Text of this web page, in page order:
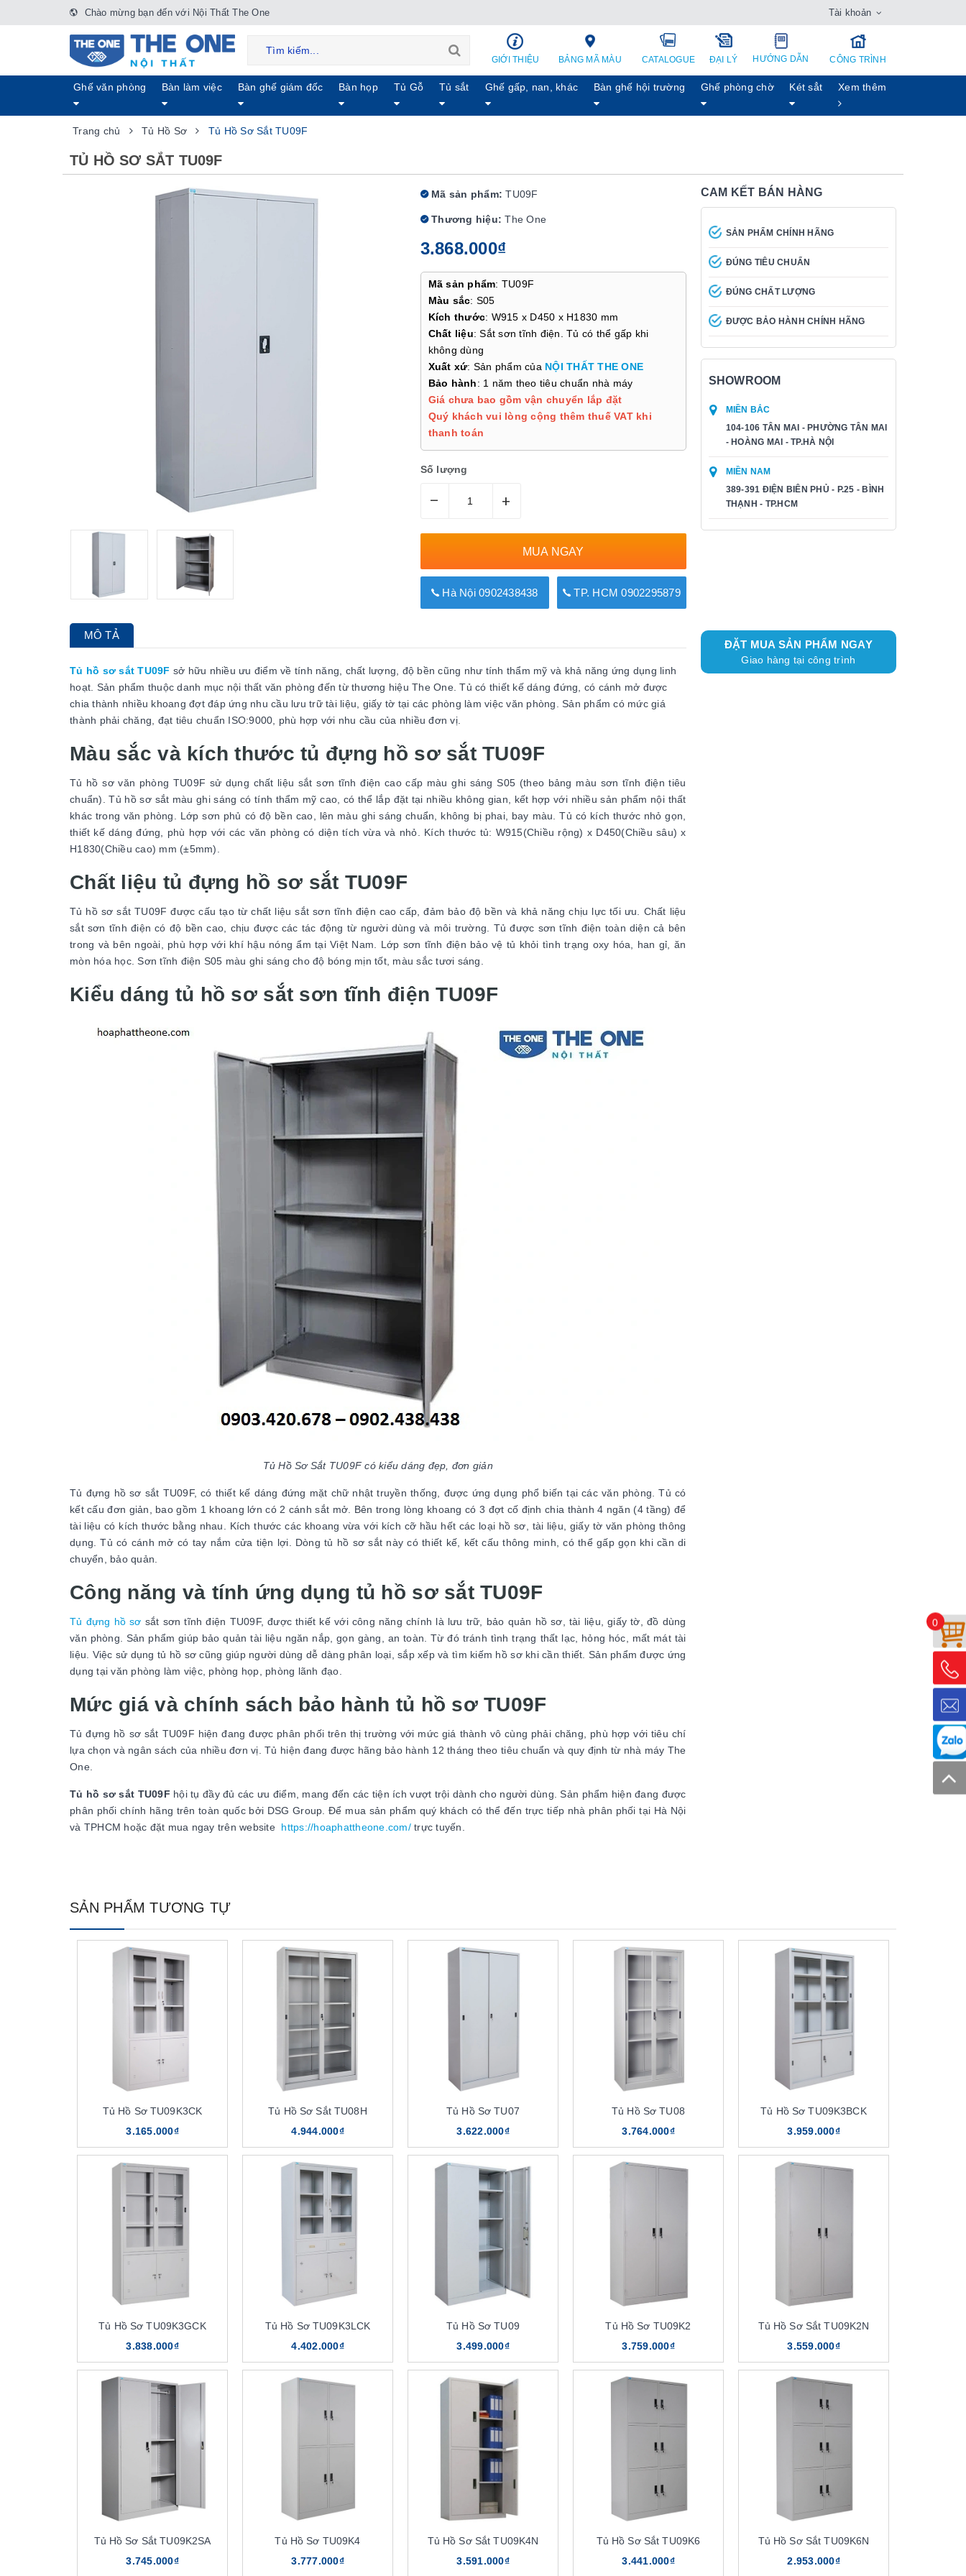
Chào mừng bạn đến với Nội Thất The One Tài khoản
GIỚI THIỆU BẢNG MÃ MÀU CATALOGUE ĐẠI LÝ HƯỚNG DẪN CÔNG TRÌNH
Ghế văn phòng Bàn làm việc Bàn ghế giám đốc Bàn họp Tủ Gỗ Tủ sắt Ghế gấp, nan, khác Bàn ghế hội trường Ghế phòng chờ Két sẳt Xem thêm
Trang chủ Tủ Hồ Sơ Tủ Hồ Sơ Sắt TU09F
TỦ HỒ SƠ SẮT TU09F
Mã sản phẩm: TU09F
Thương hiệu: The One
3.868.000₫
Mã sản phẩm: TU09F
Màu sắc: S05
Kích thước: W915 x D450 x H1830 mm
Chất liệu: Sắt sơn tĩnh điện. Tủ có thể gấp khi
không dùng
Xuất xứ: Sản phẩm của NỘI THẤT THE ONE
Bảo hành: 1 năm theo tiêu chuẩn nhà máy
Giá chưa bao gồm vận chuyển lắp đặt
Quý khách vui lòng cộng thêm thuế VAT khi
thanh toán
Số lượng
– +
MUA NGAY
Hà Nội 0902438438 TP. HCM 0902295879
CAM KẾT BÁN HÀNG
SẢN PHẨM CHÍNH HÃNG
ĐÚNG TIÊU CHUẨN
ĐÚNG CHẤT LƯỢNG
ĐƯỢC BẢO HÀNH CHÍNH HÃNG
SHOWROOM
MIỀN BẮC
104-106 TÂN MAI - PHƯỜNG TÂN MAI
- HOÀNG MAI - TP.HÀ NỘI
MIỀN NAM
389-391 ĐIỆN BIÊN PHỦ - P.25 - BÌNH
THẠNH - TP.HCM
MÔ TẢ
Tủ hồ sơ sắt TU09F sở hữu nhiều ưu điểm về tính năng, chất lượng, độ bền cũng như tính thẩm mỹ và khả năng ứng dụng linh
hoạt. Sản phẩm thuộc danh mục nội thất văn phòng đến từ thương hiệu The One. Tủ có thiết kế dáng đứng, có cánh mở được
chia thành nhiều khoang đợt đáp ứng nhu cầu lưu trữ tài liệu, giấy tờ tại các phòng làm việc văn phòng. Sản phẩm có mức giá
thành phải chăng, đạt tiêu chuẩn ISO:9000, phù hợp với nhu cầu của nhiều đơn vị.
Màu sắc và kích thước tủ đựng hồ sơ sắt TU09F
Tủ hồ sơ văn phòng TU09F sử dụng chất liệu sắt sơn tĩnh điện cao cấp màu ghi sáng S05 (theo bảng màu sơn tĩnh điện tiêu
chuẩn). Tủ hồ sơ sắt màu ghi sáng có tính thẩm mỹ cao, có thể lắp đặt tại nhiều không gian, kết hợp với nhiều sản phẩm nội thất
khác trong văn phòng. Lớp sơn phủ có độ bền cao, lên màu ghi sáng chuẩn, không bị phai, bay màu. Tủ có kích thước nhỏ gọn,
thiết kế dáng đứng, phù hợp với các văn phòng có diện tích vừa và nhỏ. Kích thước tủ: W915(Chiều rộng) x D450(Chiều sâu) x
H1830(Chiều cao) mm (±5mm).
Chất liệu tủ đựng hồ sơ sắt TU09F
Tủ hồ sơ sắt TU09F được cấu tạo từ chất liệu sắt sơn tĩnh điện cao cấp, đảm bảo độ bền và khả năng chịu lực tối ưu. Chất liệu
sắt sơn tĩnh điện có độ bền cao, chịu được các tác động từ người dùng và môi trường. Tủ được sơn tĩnh điện toàn diện cả bên
trong và bên ngoài, phù hợp với khí hậu nóng ẩm tại Việt Nam. Lớp sơn tĩnh điện bảo vệ tủ khỏi tình trạng oxy hóa, han gỉ, ăn
mòn hóa học. Sơn tĩnh điện S05 màu ghi sáng cho độ bóng mịn tốt, màu sắc tươi sáng.
Kiểu dáng tủ hồ sơ sắt sơn tĩnh điện TU09F
Tủ Hồ Sơ Sắt TU09F có kiểu dáng đẹp, đơn giản
Tủ đựng hồ sơ sắt TU09F, có thiết kế dáng đứng mặt chữ nhật truyền thống, được ứng dụng phổ biến tại các văn phòng. Tủ có
kết cấu đơn giản, bao gồm 1 khoang lớn có 2 cánh sắt mở. Bên trong lòng khoang có 3 đợt cố định chia thành 4 ngăn (4 tầng) để
tài liệu có kích thước bằng nhau. Kích thước các khoang vừa với kích cỡ hầu hết các loại hồ sơ, tài liệu, giấy tờ văn phòng thông
dụng. Tủ có cánh mở có tay nắm cửa tiện lợi. Dòng tủ hồ sơ sắt này có thiết kế, kết cấu thông minh, có thể gấp gọn khi cần di
chuyển, bảo quản.
Công năng và tính ứng dụng tủ hồ sơ sắt TU09F
Tủ đựng hồ sơ sắt sơn tĩnh điện TU09F, được thiết kế với công năng chính là lưu trữ, bảo quản hồ sơ, tài liệu, giấy tờ, đồ dùng
văn phòng. Sản phẩm giúp bảo quản tài liệu ngăn nắp, gọn gàng, an toàn. Từ đó tránh tình trạng thất lạc, hỏng hóc, mất mát tài
liệu. Việc sử dụng tủ hồ sơ cũng giúp người dùng dễ dàng phân loại, sắp xếp và tìm kiếm hồ sơ khi cần thiết. Sản phẩm được ứng
dụng tại văn phòng làm việc, phòng họp, phòng lãnh đạo.
Mức giá và chính sách bảo hành tủ hồ sơ TU09F
Tủ đựng hồ sơ sắt TU09F hiện đang được phân phối trên thị trường với mức giá thành vô cùng phải chăng, phù hợp với tiêu chí
lựa chọn và ngân sách của nhiều đơn vị. Tủ hiện đang được hãng bảo hành 12 tháng theo tiêu chuẩn và quy định từ nhà máy The
One.
Tủ hồ sơ sắt TU09F hội tụ đầy đủ các ưu điểm, mang đến các tiện ích vượt trội dành cho người dùng. Sản phẩm hiện đang được
phân phối chính hãng trên toàn quốc bởi DSG Group. Để mua sản phẩm quý khách có thể đến trực tiếp nhà phân phối tại Hà Nội
và TPHCM hoặc đặt mua ngay trên website https://hoaphattheone.com/trực tuyến.
ĐẶT MUA SẢN PHẨM NGAY
Giao hàng tại công trình
SẢN PHẨM TƯƠNG TỰ
Tủ Hồ Sơ TU09K3CK
3.165.000₫
Tủ Hồ Sơ Sắt TU08H
4.944.000₫
Tủ Hồ Sơ TU07
3.622.000₫
Tủ Hồ Sơ TU08
3.764.000₫
Tủ Hồ Sơ TU09K3BCK
3.959.000₫
Tủ Hồ Sơ TU09K3GCK
3.838.000₫
Tủ Hồ Sơ TU09K3LCK
4.402.000₫
Tủ Hồ Sơ TU09
3.499.000₫
Tủ Hồ Sơ TU09K2
3.759.000₫
Tủ Hồ Sơ Sắt TU09K2N
3.559.000₫
Tủ Hồ Sơ Sắt TU09K2SA
3.745.000₫
Tủ Hồ Sơ TU09K4
3.777.000₫
Tủ Hồ Sơ Sắt TU09K4N
3.591.000₫
Tủ Hồ Sơ Sắt TU09K6
3.441.000₫
Tủ Hồ Sơ Sắt TU09K6N
2.953.000₫
0